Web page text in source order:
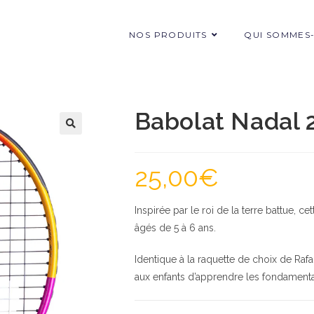
NOS PRODUITS QUI
Babolat Nadal
25,00€
Inspirée par le roi de la terre battue,
âgés de 5 à 6 ans.
Identique à la raquette de choix de
aux enfants d’apprendre les